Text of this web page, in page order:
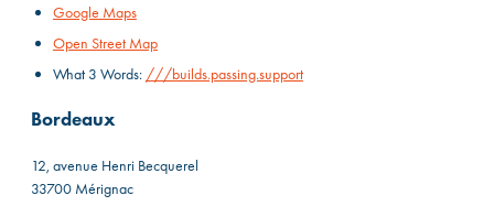
Google Maps
Open Street Map
What 3 Words: ///builds.passing.support
Bordeaux
12, avenue Henri Becquerel
33700 Mérignac